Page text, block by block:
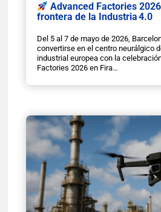
Advanced Factories
frontera de la Industria 4.0
Del 5 al 7 de mayo de 2026,
convertirse en el centro neurálgico
industrial europea con la
Factories 2026 en Fira…